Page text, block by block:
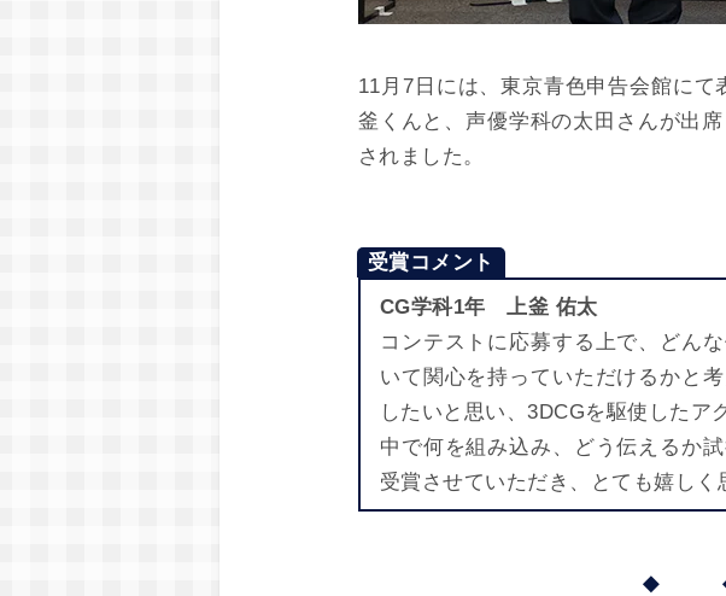
11月7日には、東京青色申告会館に
釜くんと、声優学科の太田さんが出
されました。
受賞コメント
CG学科1年 上釜 佑太
コンテストに応募する上で、どん
いて関心を持っていただけるかと
したいと思い、3DCGを駆使した
中で何を組み込み、どう伝えるか
受賞させていただき、とても嬉しく
◆